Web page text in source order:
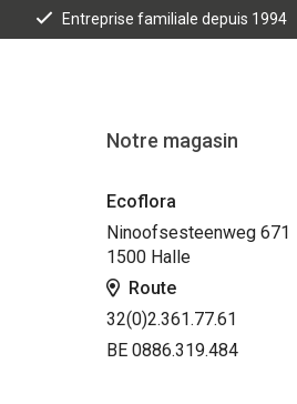
Entreprise familiale depuis 1994
Notre magasin
Ecoflora
Ninoofsesteenweg 671
1500 Halle
Route
32(0)2.361.77.61
BE 0886.319.484